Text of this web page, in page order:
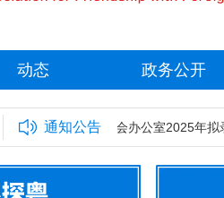
动态 政务公开
通知公告
省委外事工作委员会办公室2025年拟